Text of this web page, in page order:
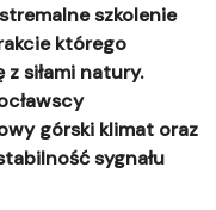
szkolenie
którego
siłami natury.
górski klimat oraz
sygnału